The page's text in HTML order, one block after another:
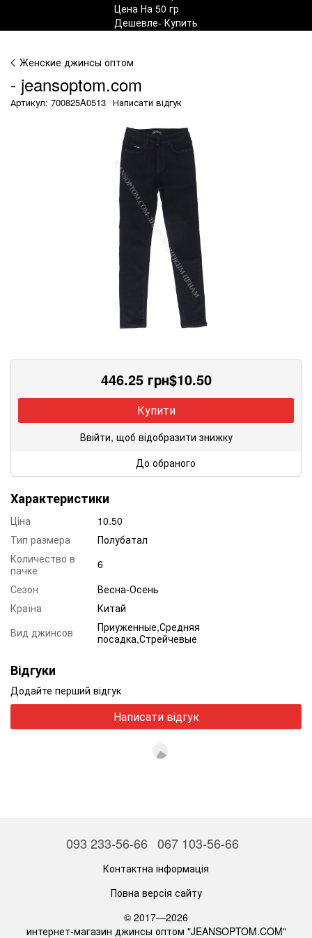
Женские джинсы оптом
- jeansoptom.com
Артикул: 700825A0513 Написати відгук
446.25грн$10.50
Купити
Ввійти, щоб відобразити знижку
До обраного
Характеристики
Ціна
10.50
Тип размера
Полубатал
Количество в
пачке
6
Сезон
Весна-Осень
Країна
Китай
Вид джинсов
Приуженные,Средняя
посадка,Стрейчевые
Відгуки
Додайте перший відгук
Написати відгук
093 233-56-66 067 103-56-66
Контактна інформація
Повна версія сайту
© 2017—2026
интернет-магазин джинсы оптом "JEANSOPTOM.COM"